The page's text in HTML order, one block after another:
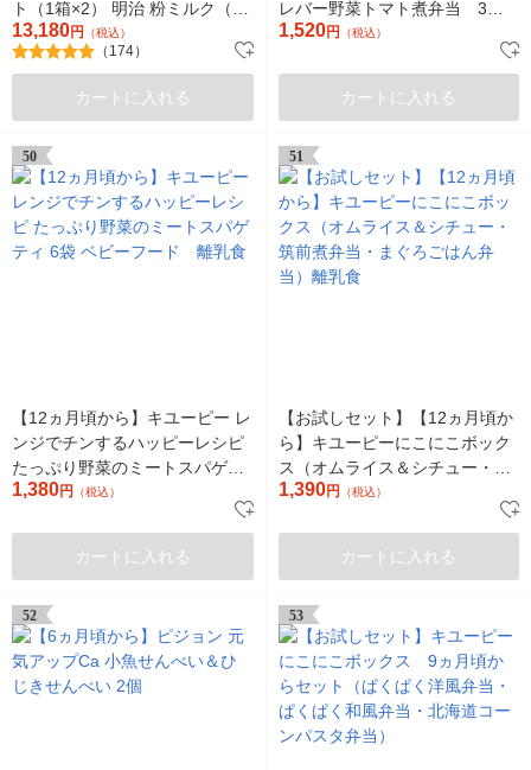
ト（1箱×2） 明治 粉ミルク（イ
チオシ）
13,180円 （税込）
（174）
カートに入れる
レバー野菜トマト煮弁当 3
箱 離乳食
1,520円 （税込）
カートに入れる
50
【12ヵ月頃から】キユーピー レ
ンジでチンするハッピーレシピ
たっぷり野菜のミートスパゲテ
ィ 6袋 ベビーフード 離乳食
1,380円 （税込）
カートに入れる
51
【お試しセット】【12ヵ月頃か
ら】キユーピーにこにこボック
ス（オムライス＆シチュー・筑
前煮弁当・まぐろごはん弁当）
1,390円 （税込）
カートに入れる
52 53